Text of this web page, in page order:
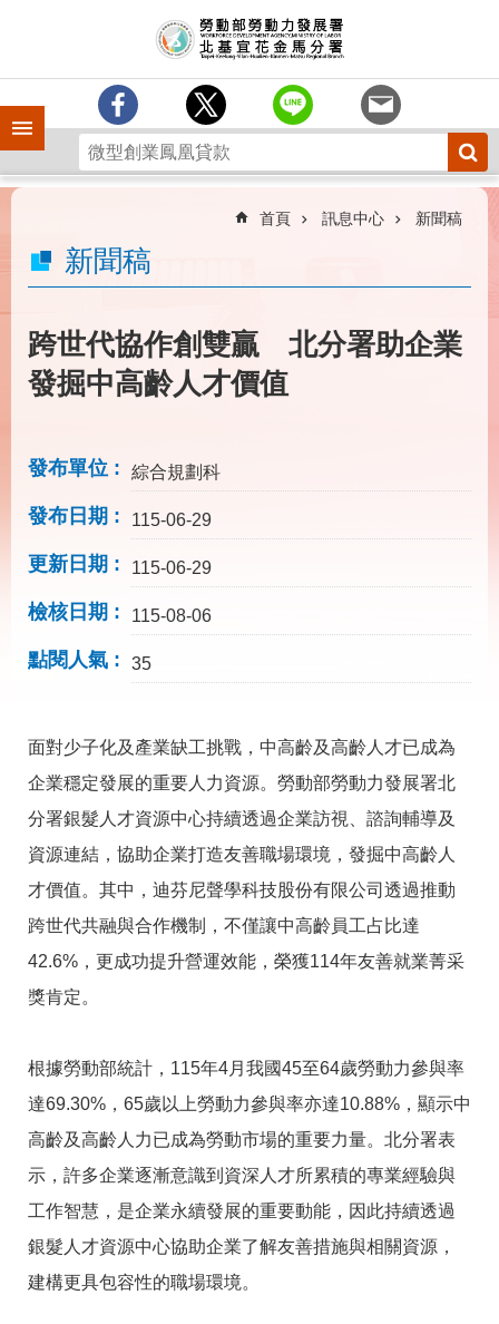
手機側欄
中
分
簡
業
務
為
民
下
載
專
他
覽
English
民
意
信
箱
常
見
問
答
雙
語
詞
彙
RSS
私
權
及
安
政
策
府
網
站
資
開
放
宣
告
聯
首頁 訊息中心 新聞稿
新聞稿
跨世代協作創雙贏 北分署助企業
發掘中高齡人才價值
發布單位 綜合規劃科
發布日期 115-06-29
更新日期 115-06-29
檢核日期 115-08-06
點閱人氣 35
面對少子化及產業缺工挑戰，中高齡及高齡人才已成為
企業穩定發展的重要人力資源。勞動部勞動力發展署北
分署銀髮人才資源中心持續透過企業訪視、諮詢輔導及
資源連結，協助企業打造友善職場環境，發掘中高齡人
才價值。其中，迪芬尼聲學科技股份有限公司透過推動
跨世代共融與合作機制，不僅讓中高齡員工占比達
42.6%，更成功提升營運效能，榮獲114年友善就業菁采
獎肯定。
根據勞動部統計，115年4月我國45至64歲勞動力參與率
達69.30%，65歲以上勞動力參與率亦達10.88%，顯示中
高齡及高齡人力已成為勞動市場的重要力量。北分署表
示，許多企業逐漸意識到資深人才所累積的專業經驗與
工作智慧，是企業永續發展的重要動能，因此持續透過
銀髮人才資源中心協助企業了解友善措施與相關資源，
建構更具包容性的職場環境。